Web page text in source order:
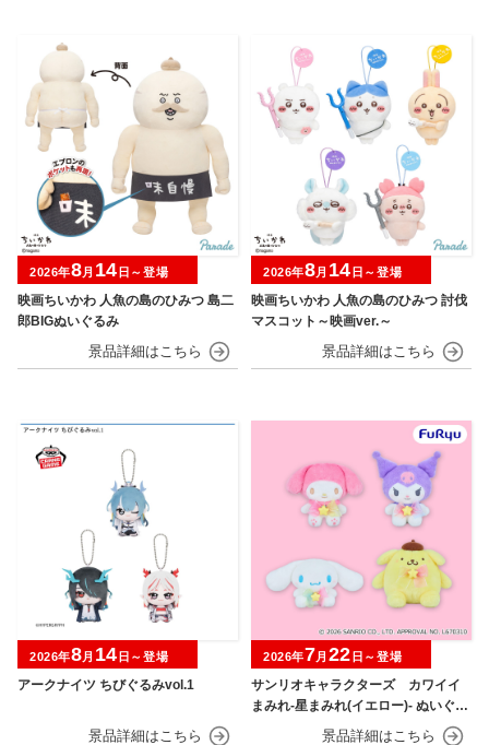
映画ちいかわ 人魚の島のひみつ 島二
郎BIGぬいぐるみ
2026年8月 14 日～登場
映画ちいかわ 人魚の島のひみつ 討伐
マスコット～映画ver.～
2026年8月 14 日～登場
アークナイツ ちびぐるみvol.1
2026年8月 14 日～登場
サンリオキャラクターズ カワイイ
まみれ-星まみれ(イエロー)- ぬいぐる
2026年7月 22 日～登場